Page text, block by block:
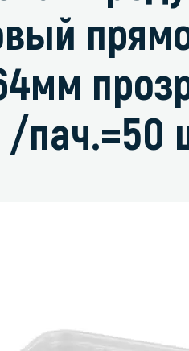
Дегризер
Защитные
Средства
пач.=50